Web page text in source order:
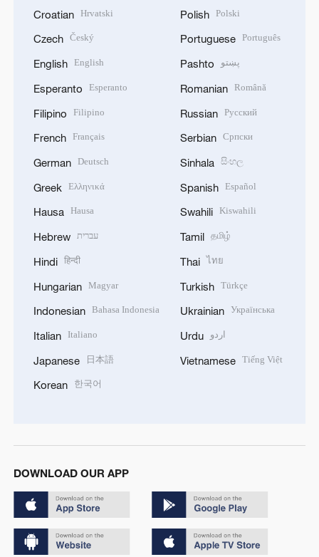
Croatian Hrvatski
Czech Český
English English
Esperanto Esperanto
Filipino Filipino
French Français
German Deutsch
Greek Ελληνικά
Hausa Hausa
Hebrew עברית
Hindi हिन्दी
Hungarian Magyar
Indonesian Bahasa Indonesia
Italian Italiano
Japanese 日本語
Korean 한국어
Polish Polski
Portuguese Português
Pashto پښتو
Romanian Română
Russian Русский
Serbian Српски
Sinhala සිංහල
Spanish Español
Swahili Kiswahili
Tamil தமிழ்
Thai ไทย
Turkish Türkçe
Ukrainian Українська
Urdu اردو
Vietnamese Tiếng Việt
DOWNLOAD OUR APP